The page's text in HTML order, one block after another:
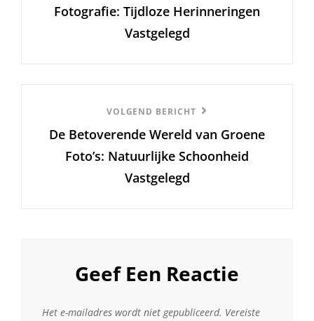
Fotografie: Tijdloze Herinneringen
Vastgelegd
Bericht
VOLGEND BERICHT
De Betoverende Wereld van Groene
Foto’s: Natuurlijke Schoonheid
Vastgelegd
Geef Een Reactie
Het e-mailadres wordt niet gepubliceerd. Vereiste